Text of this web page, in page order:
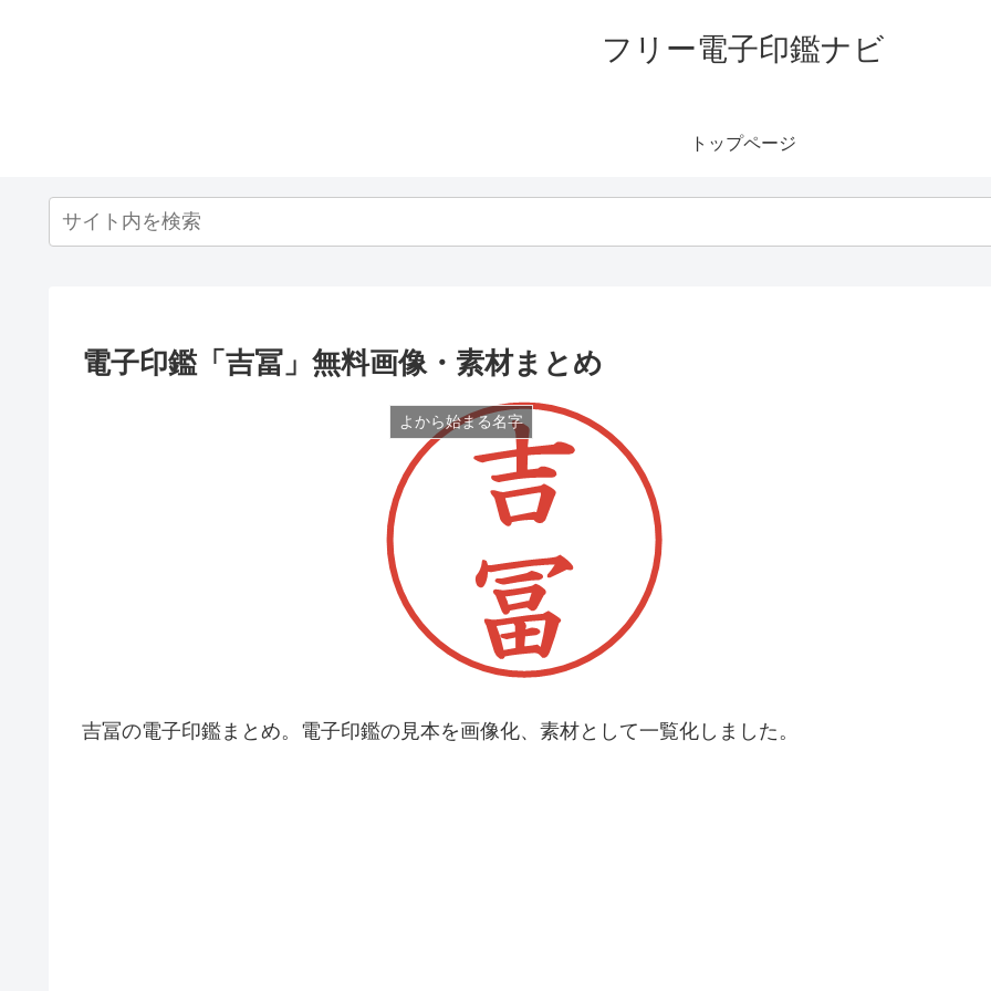
フリー電子印鑑ナビ
トップページ
電子印鑑「吉冨」無料画像・素材まとめ
よから始まる名字
吉冨の電子印鑑まとめ。電子印鑑の見本を画像化、素材として一覧化しました。